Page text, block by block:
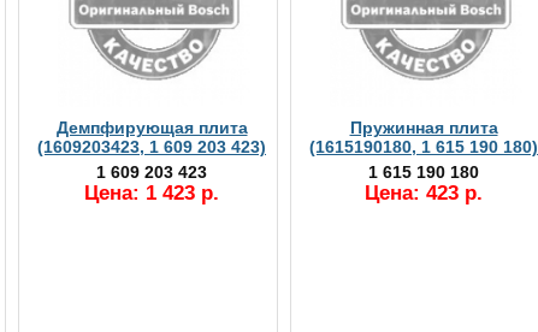
Демпфирующая плита
(1609203423, 1 609 203 423)
1 609 203 423
Цена: 1 423 р.
Пружинная плита
(1615190180, 1 615 190 180)
1 615 190 180
Цена: 423 р.